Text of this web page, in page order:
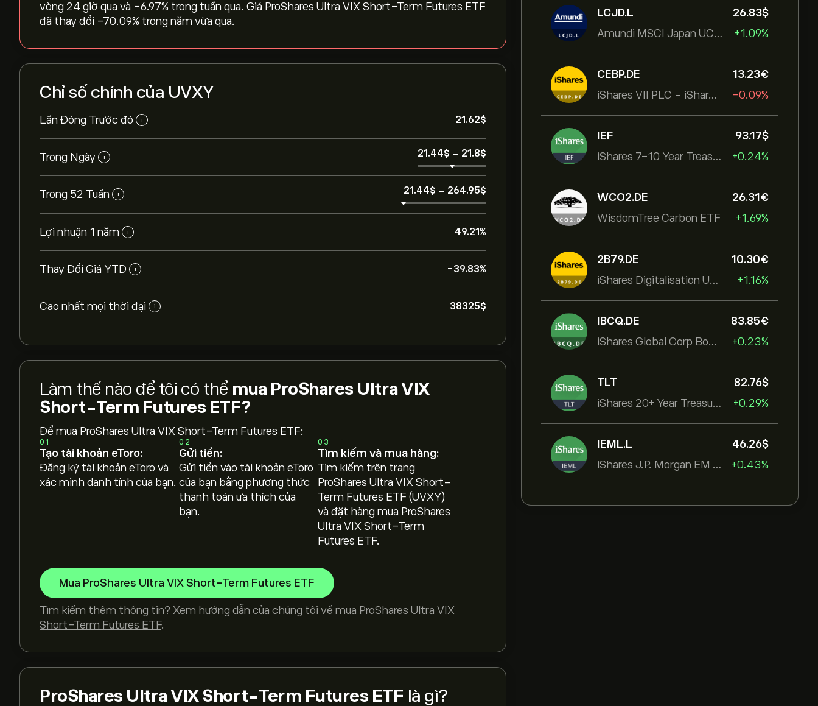
LCJD.L
Amundi MSCI Japan UCITS ETF Acc
26.83‎$‎
+1.09%
CEBP.DE
iShares VII PLC - iShares MSCI EMU USD Hedged UCITS ETF
13.23‎€‎
-0.09%
IEF
iShares 7-10 Year Treasury Bond ETF
93.17‎$‎
+0.24%
WCO2.DE
WisdomTree Carbon ETF
26.31‎€‎
+1.69%
2B79.DE
iShares Digitalisation UCITS ETF
10.30‎€‎
+1.16%
IBCQ.DE
iShares Global Corp Bond EUR Hedged UCITS ETF Dist
83.85‎€‎
+0.23%
TLT
iShares 20+ Year Treasury Bond ETF
82.76‎$‎
+0.29%
IEML.L
iShares J.P. Morgan EM Local Govt Bond UCITS ETF
46.26‎$‎
+0.43%
vòng 24 giờ qua và ‎-6.97‎% trong tuần qua. Giá ProShares Ultra VIX Short-Term Futures ETF
đã thay đổi ‎-70.09‎% trong năm vừa qua.
Chỉ số chính của UVXY
Lần Đóng Trước đó i 21.62‎$‎
Trong Ngày i 21.44‎$‎ - 21.8‎$‎
Trong 52 Tuần i 21.44‎$‎ - 264.95‎$‎
Lợi nhuận 1 năm i 49.21%
Thay Đổi Giá YTD i -39.83%
Cao nhất mọi thời đại i 38325‎$‎
Làm thế nào để tôi có thể mua ProShares Ultra VIX
Short-Term Futures ETF?
Để mua ProShares Ultra VIX Short-Term Futures ETF:
01
Tạo tài khoản eToro:
Đăng ký tài khoản eToro và
xác minh danh tính của bạn.
02
Gửi tiền:
Gửi tiền vào tài khoản eToro
của bạn bằng phương thức
thanh toán ưa thích của
bạn.
03
Tìm kiếm và mua hàng:
Tìm kiếm trên trang
ProShares Ultra VIX Short-
Term Futures ETF (UVXY)
và đặt hàng mua ProShares
Ultra VIX Short-Term
Futures ETF.
Mua ProShares Ultra VIX Short-Term Futures ETF
Tìm kiếm thêm thông tin? Xem hướng dẫn của chúng tôi về mua ProShares Ultra VIX
Short-Term Futures ETF.
ProShares Ultra VIX Short-Term Futures ETF là gì?